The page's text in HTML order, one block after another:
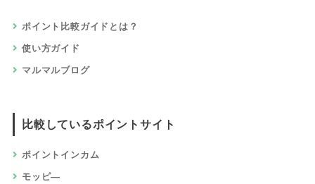
ポイント比較ガイドとは？
使い方ガイド
マルマルブログ
比較しているポイントサイト
ポイントインカム
モッピ―